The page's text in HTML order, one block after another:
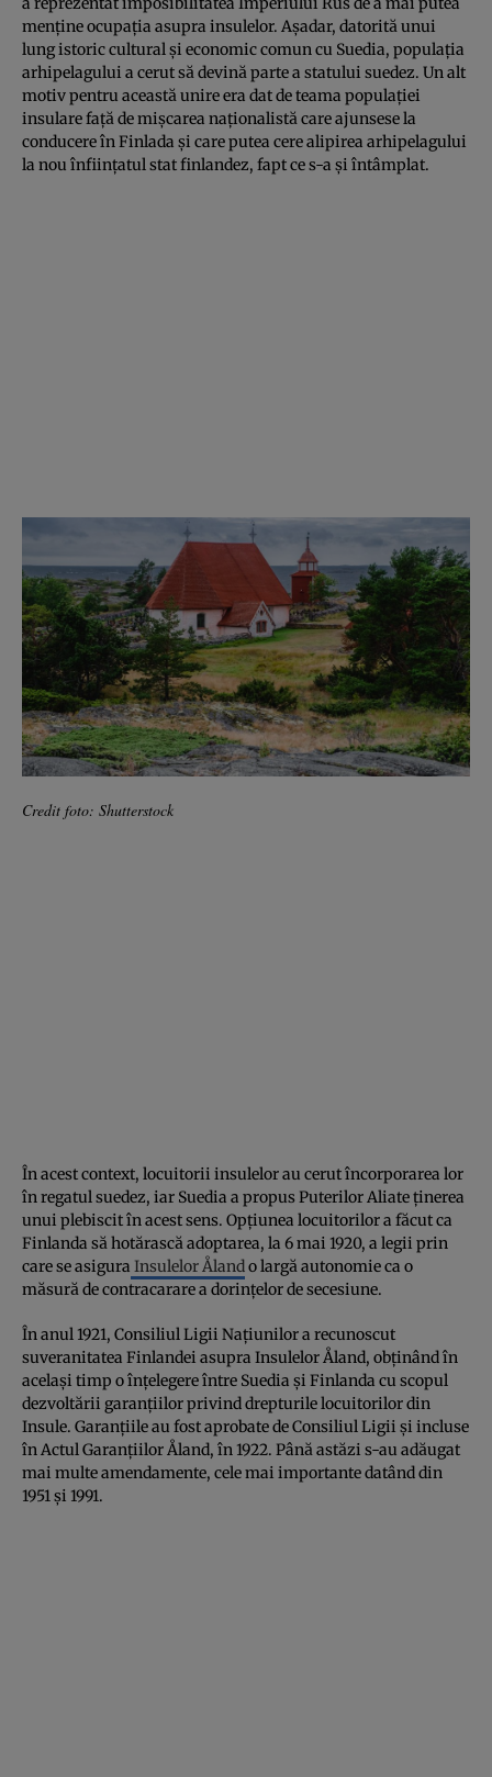
menţine ocupaţia asupra insulelor. Aşadar, datorită unui
lung istoric cultural şi economic comun cu Suedia, populaţia
arhipelagului a cerut să devină parte a statului suedez. Un alt
motiv pentru această unire era dat de teama populaţiei
insulare faţă de mişcarea naţionalistă care ajunsese la
conducere în Finlada şi care putea cere alipirea arhipelagului
la nou înfiinţatul stat finlandez, fapt ce s-a şi întâmplat.
Credit foto: Shutterstock
În acest context, locuitorii insulelor au cerut încorporarea lor
în regatul suedez, iar Suedia a propus Puterilor Aliate ţinerea
unui plebiscit în acest sens. Opţiunea locuitorilor a făcut ca
Finlanda să hotărască adoptarea, la 6 mai 1920, a legii prin
care se asigura Insulelor Åland o largă autonomie ca o
măsură de contracarare a dorinţelor de secesiune.
În anul 1921, Consiliul Ligii Naţiunilor a recunoscut
suveranitatea Finlandei asupra Insulelor Åland, obţinând în
acelaşi timp o înţelegere între Suedia şi Finlanda cu scopul
dezvoltării garanţiilor privind drepturile locuitorilor din
Insule. Garanţiile au fost aprobate de Consiliul Ligii şi incluse
în Actul Garanţiilor Åland, în 1922. Până astăzi s-au adăugat
mai multe amendamente, cele mai importante datând din
1951 şi 1991.